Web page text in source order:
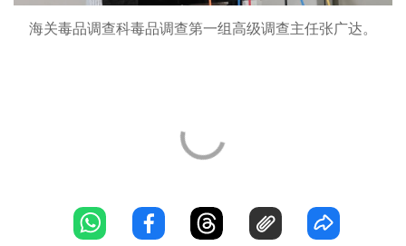
海关毒品调查科毒品调查第一组高级调查主任张广达。